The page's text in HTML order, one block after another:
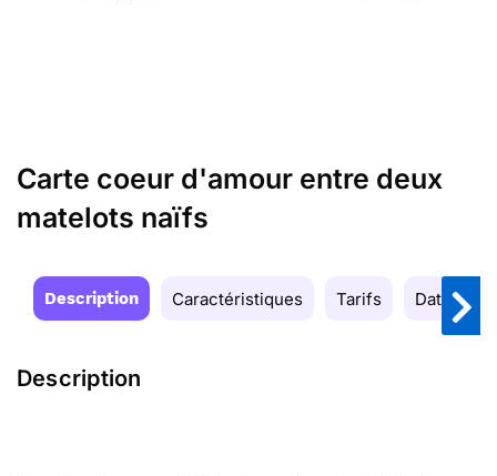
Carte coeur d'amour entre deux
matelots naïfs
Description Caractéristiques Tarifs Date de
Description